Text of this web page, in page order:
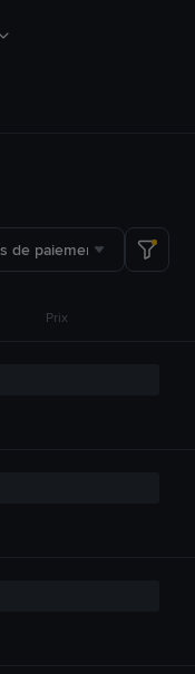
de paiement
Prix